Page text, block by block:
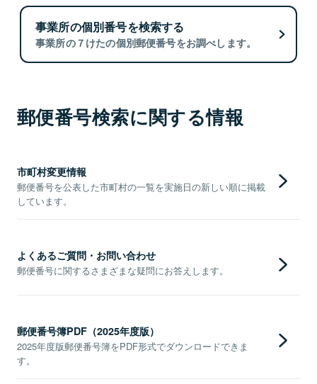
事業所の個別番号を検索する
事業所の７けたの個別郵便番号をお調べします。
郵便番号検索に関する情報
市町村変更情報
郵便番号を公表した市町村の一覧を実施日の新しい順に掲載
しています。
よくあるご質問・お問い合わせ
郵便番号に関するさまざまな疑問にお答えします。
郵便番号簿PDF（2025年度版）
2025年度版郵便番号簿をPDF形式でダウンロードできま
す。